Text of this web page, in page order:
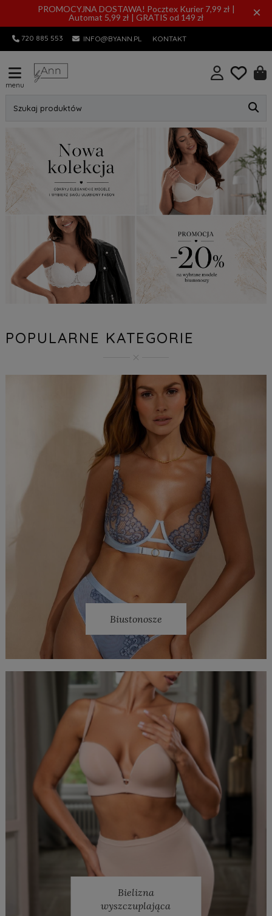
PROMOCYJNA DOSTAWA! Pocztex Kurier 7,99 zł |
Automat 5,99 zł | GRATIS od 149 zł
×
720 885 553 INFO@BYANN.PL KONTAKT
menu
Szukaj produktów
POPULARNE KATEGORIE
Biustonosze
Bielizna
wyszczuplająca